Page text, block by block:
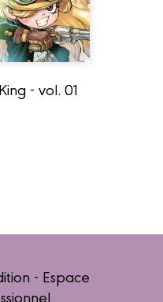
- vol. 01
- Espace